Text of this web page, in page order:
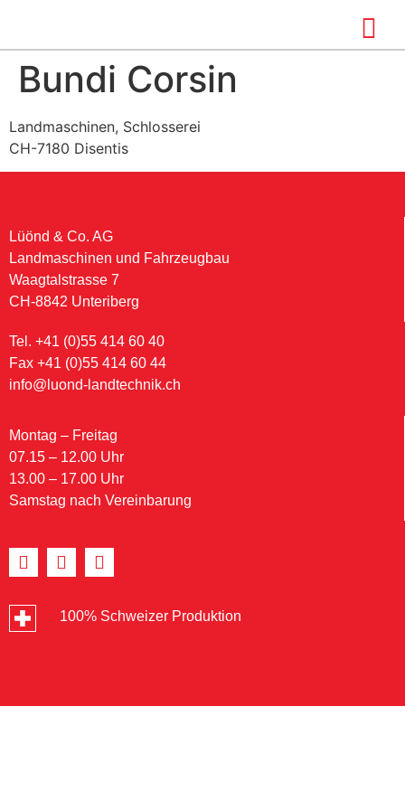
Bundi Corsin
Landmaschinen, Schlosserei
CH-7180 Disentis
Lüönd & Co. AG
Landmaschinen und Fahrzeugbau
Waagtalstrasse 7
CH-8842 Unteriberg
Tel. +41 (0)55 414 60 40
Fax +41 (0)55 414 60 44
info@luond-landtechnik.ch
Montag – Freitag
07.15 – 12.00 Uhr
13.00 – 17.00 Uhr
Samstag nach Vereinbarung
100% Schweizer Produktion